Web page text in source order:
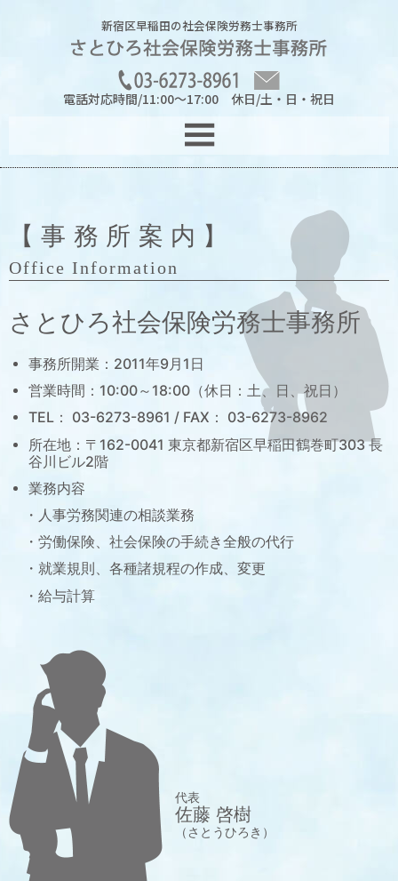
新宿区早稲田の社会保険労務士事務所
電話対応時間/11:00～17:00 休日/土・日・祝日
☰メ
ニ
ュ
【事務所案内】
Office Information
さとひろ社会保険労務士事務所
事務所開業：2011年9月1日
営業時間：10:00～18:00（休日：土、日、祝日）
TEL： 03-6273-8961 / FAX： 03-6273-8962
所在地：〒162-0041 東京都新宿区早稲田鶴巻町303 長
谷川ビル2階
業務内容
人事労務関連の相談業務
労働保険、社会保険の手続き全般の代行
就業規則、各種諸規程の作成、変更
給与計算
代表
佐藤 啓樹
（さとうひろき）